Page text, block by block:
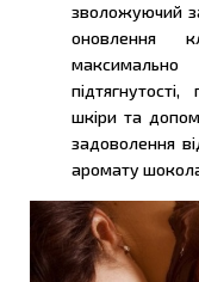
зволожуючий
оновлення
шкіри та
задоволення
аромату